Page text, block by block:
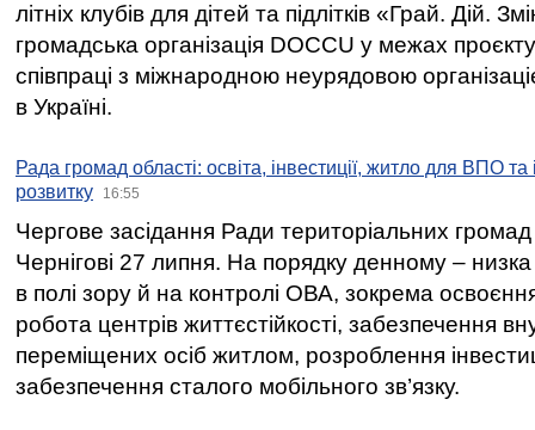
літніх клубів для дітей та підлітків «Грай. Дій.
громадська організація DOCCU у межах
співпраці з міжнародною неурядовою
в Україні.
Рада громад області: освіта, інвестиції, житло для ВПО
розвитку
16:55
Чергове засідання Ради територіальних громад
Чернігові 27 липня. На порядку денному –
в полі зору й на контролі ОВА, зокрема освоєння
робота центрів життєстійкості, забезпечення
переміщених осіб житлом, розроблення
забезпечення сталого мобільного зв’язку.